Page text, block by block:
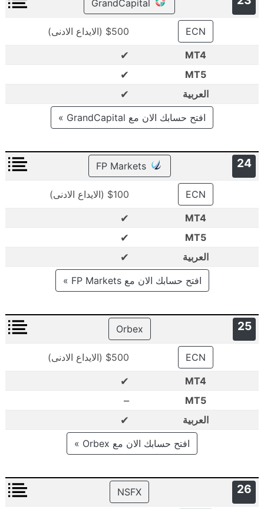
ECN
$500 (الايداع الادنى)
MT4
✔
MT5
✔
العربية ✔
افتح حسابك الان مع GrandCapital »
24
FP Markets
ECN
$100 (الايداع الادنى)
MT4
✔
MT5
✔
العربية ✔
افتح حسابك الان مع FP Markets »
25
Orbex
ECN
$500 (الايداع الادنى)
MT4
✔
MT5
–
العربية ✔
افتح حسابك الان مع Orbex »
26
NSFX